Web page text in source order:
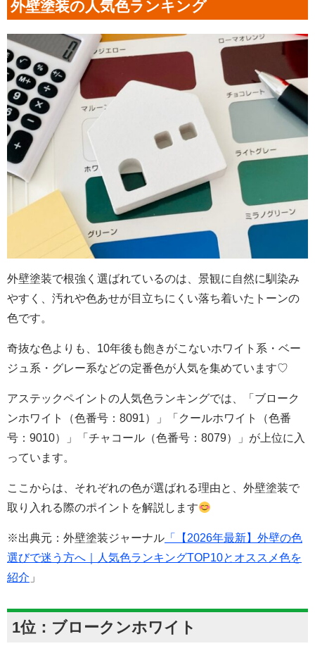
外壁塗装の人気色ランキング
外壁塗装で根強く選ばれているのは、景観に自然に馴染み
やすく、汚れや色あせが目立ちにくい落ち着いたトーンの
色です。
奇抜な色よりも、10年後も飽きがこないホワイト系・ベー
ジュ系・グレー系などの定番色が人気を集めています♡
アステックペイントの人気色ランキングでは、「ブローク
ンホワイト（色番号：8091）」「クールホワイト（色番
号：9010）」「チャコール（色番号：8079）」が上位に入
っています。
ここからは、それぞれの色が選ばれる理由と、外壁塗装で
取り入れる際のポイントを解説します
※出典元：外壁塗装ジャーナル 「【2026年最新】外壁の色
選びで迷う方へ｜人気色ランキングTOP10とオススメ色を
紹介 」
1位：ブロークンホワイト